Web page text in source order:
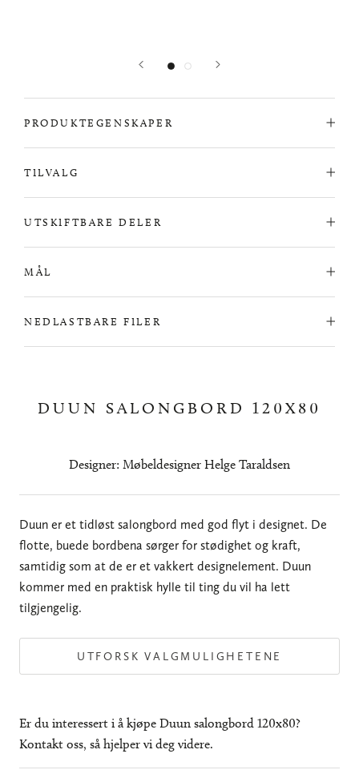
PRODUKTEGENSKAPER
TILVALG
UTSKIFTBARE DELER
MÅL
NEDLASTBARE FILER
DUUN SALONGBORD 120X80
Designer: Møbeldesigner Helge Taraldsen
Duun er et tidløst salongbord med god flyt i designet. De
flotte, buede bordbena sørger for stødighet og kraft,
samtidig som at de er et vakkert designelement. Duun
kommer med en praktisk hylle til ting du vil ha lett
tilgjengelig.
UTFORSK VALGMULIGHETENE
Er du interessert i å kjøpe Duun salongbord 120x80?
Kontakt oss, så hjelper vi deg videre.